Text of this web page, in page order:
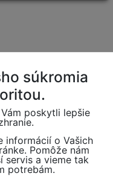
súkromia
poskytli lepšie
informácií o Vašich
Pomôže nám
servis a vieme tak
potrebám.